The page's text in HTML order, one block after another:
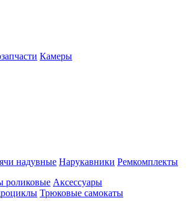
Камеры
надувные Нарукавники Ремкомплекты
Аксессуары
Трюковые самокаты